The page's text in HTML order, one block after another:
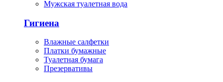
Мужская туалетная вода
Гигиена
Влажные салфетки
Платки бумажные
Туалетная бумага
Презервативы